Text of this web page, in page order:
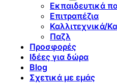
Εκπαιδευτικά
Επιτραπέζια
Καλλιτεχνικά/
Παζλ
Προσφορές
Ιδέες για δώρα
Blog
Σχετικά με εμάς